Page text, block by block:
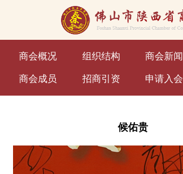
商会概况 组织结构 商会新闻
商会成员 招商引资 申请入会
候佑贵